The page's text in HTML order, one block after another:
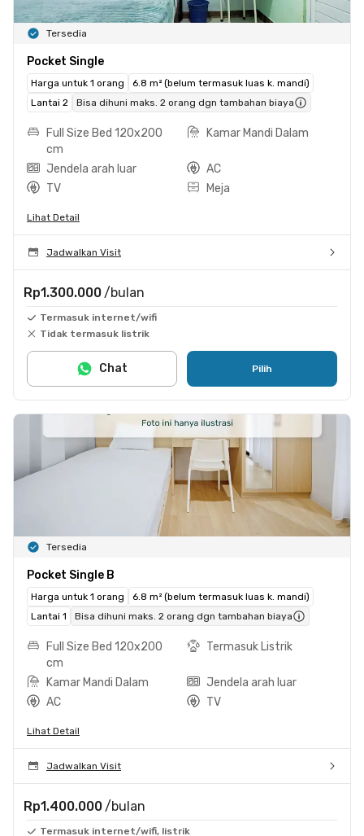
Tersedia
Pocket Single
Harga untuk 1 orang
6.8 m² (belum termasuk luas k. mandi)
Lantai 2
Bisa dihuni maks. 2 orang dgn tambahan biaya
Full Size Bed 120x200
cm
Kamar Mandi Dalam
Jendela arah luar
AC
TV
Meja
Lihat Detail
Jadwalkan Visit
Rp1.300.000 /bulan
Termasuk internet/wifi
Tidak termasuk listrik
Pilih
Chat
Tersedia
Pocket Single B
Harga untuk 1 orang
6.8 m² (belum termasuk luas k. mandi)
Lantai 1
Bisa dihuni maks. 2 orang dgn tambahan biaya
Full Size Bed 120x200
cm
Termasuk Listrik
Kamar Mandi Dalam
Jendela arah luar
AC
TV
Lihat Detail
Jadwalkan Visit
Rp1.400.000 /bulan
Termasuk internet/wifi, listrik